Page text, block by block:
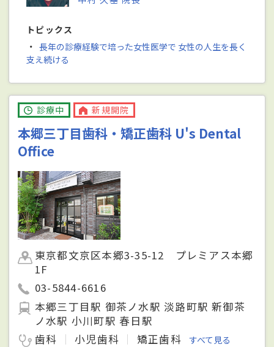
トピックス
・ 長年の診療経験で培った女性医学で 女性の人生を長く
支え続ける
診療中 新規開院
本郷三丁目歯科・矯正歯科 U's Dental
Office
東京都文京区本郷3-35-12 プレミアス本郷
1F
03-5844-6616
本郷三丁目駅 御茶ノ水駅 淡路町駅 新御茶
ノ水駅 小川町駅 春日駅
歯科
小児歯科 矯正歯科 すべて見る